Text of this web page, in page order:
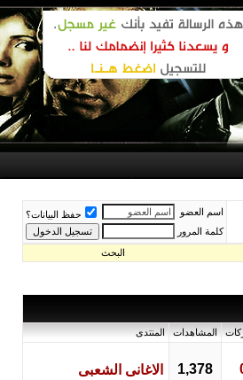
اسم العضو
حفظ البيانات؟
كلمة المرور
البحث
المشاهدات المنتدى
1,378 الاغانى الشعبى